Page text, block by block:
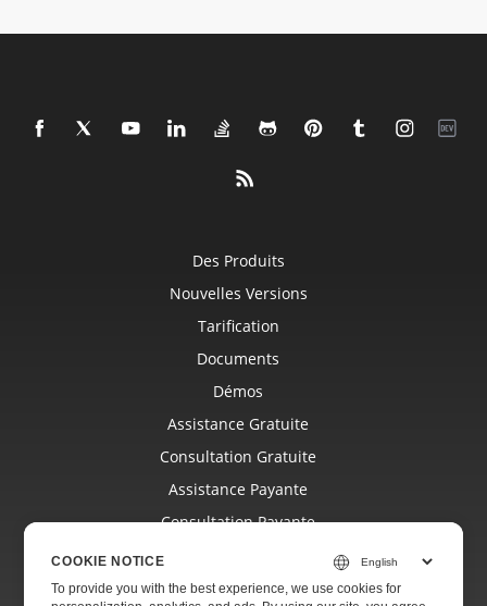
Des Produits
Nouvelles Versions
Tarification
Documents
Démos
Assistance Gratuite
Consultation Gratuite
Assistance Payante
Consultation Payante
Sites Internet
COOKIE NOTICE
To provide you with the best experience, we use cookies for